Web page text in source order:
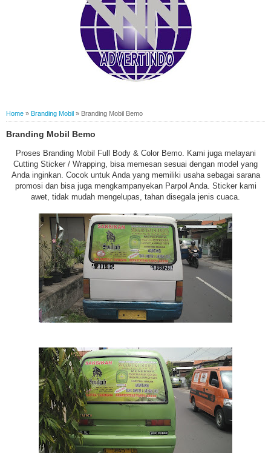
Home » Branding Mobil » Branding Mobil Bemo
Branding Mobil Bemo
Proses Branding Mobil Full Body & Color Bemo. Kami juga melayani
Cutting Sticker / Wrapping, bisa memesan sesuai dengan model yang
Anda inginkan. Cocok untuk Anda yang memiliki usaha sebagai sarana
promosi dan bisa juga mengkampanyekan Parpol Anda. Sticker kami
awet, tidak mudah mengelupas, tahan disegala jenis cuaca.